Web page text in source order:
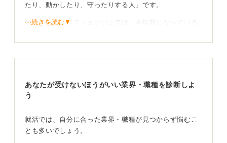
たり、動かしたり、守ったりする人」です。
対してセキュリティエンジニアは、今話題になっている
うにする人です。
するのがインフラエンジニアです。
⋯続きを読む▼
あなたが受けないほうがいい業界・職種を診断しよ
う
就活では、自分に合った業界・職種が見つからず悩むこ
とも多いでしょう。